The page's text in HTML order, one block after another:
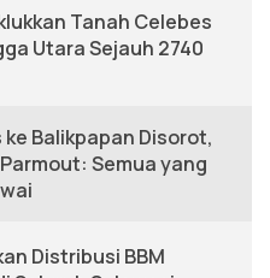
Tanah Celebes
Utara Sejauh 2740
Balikpapan Disorot,
Semua yang
Distribusi BBM